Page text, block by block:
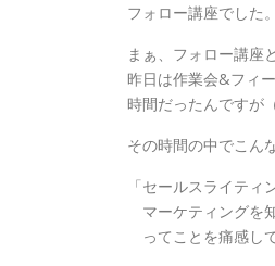
フォロー講座でした。
まぁ、フォロー講座
昨日は作業会&フィ
時間だったんですが（
その時間の中でこん
「セールスライテ
マーケティングを
ってことを痛感し